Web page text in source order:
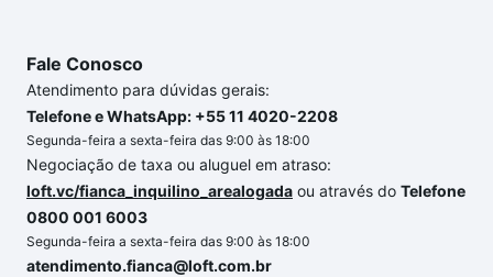
Fale Conosco
Atendimento para dúvidas gerais:
Telefone e WhatsApp: +55 11 4020-2208
Segunda-feira a sexta-feira das 9:00 às 18:00
Negociação de taxa ou aluguel em atraso:
loft.vc/fianca_inquilino_arealogada ou através do Telefone
0800 001 6003
Segunda-feira a sexta-feira das 9:00 às 18:00
atendimento.fianca@loft.com.br